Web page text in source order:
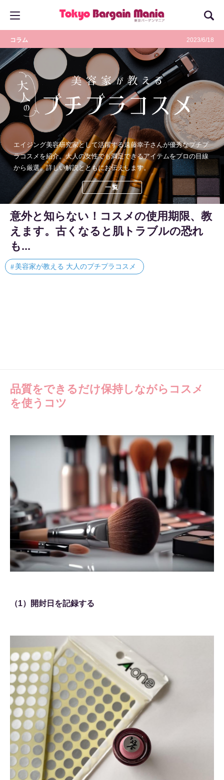
コラム 2023/6/18
エイジング美容研究家として活躍する遠藤幸子さんが優秀なプチプ
ラコスメを紹介。大人の女性でも満足できるアイテムをプロの目線
から厳選、詳しい解説とともにお伝えします。
一覧
意外と知らない！コスメの使用期限、教
えます。古くなると肌トラブルの恐れ
も...
美容家が教える 大人のプチプラコスメ
品質をできるだけ保持しながらコスメ
を使うコツ
（1）開封日を記録する